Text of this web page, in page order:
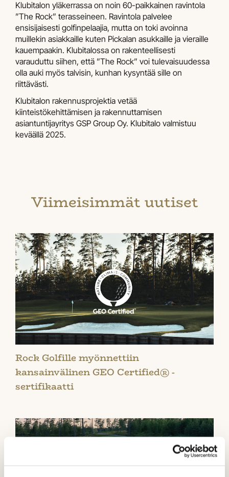
Klubitalon yläkerrassa on noin 60-paikkainen ravintola
”The Rock” terasseineen. Ravintola palvelee
ensisijaisesti golfinpelaajia, mutta on toki avoinna
muillekin asiakkaille kuten Pickalan asukkaille ja vieraille
kauempaakin. Klubitalossa on rakenteellisesti
varauduttu siihen, että ”The Rock” voi tulevaisuudessa
olla auki myös talvisin, kunhan kysyntää sille on
riittävästi.
Klubitalon rakennusprojektia vetää
kiinteistökehittämisen ja rakennuttamisen
asiantuntijayritys GSP Group Oy. Klubitalo valmistuu
keväällä 2025.
Viimeisimmät uutiset
Rock Golfille myönnettiin
kansainvälinen GEO Certified® -
sertifikaatti